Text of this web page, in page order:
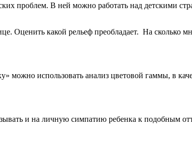
проблем. В ней можно работать над детскими
Оценить какой рельеф преобладает. На сколько
можно использовать анализ цветовой гаммы, в
и на личную симпатию ребенка к подобным